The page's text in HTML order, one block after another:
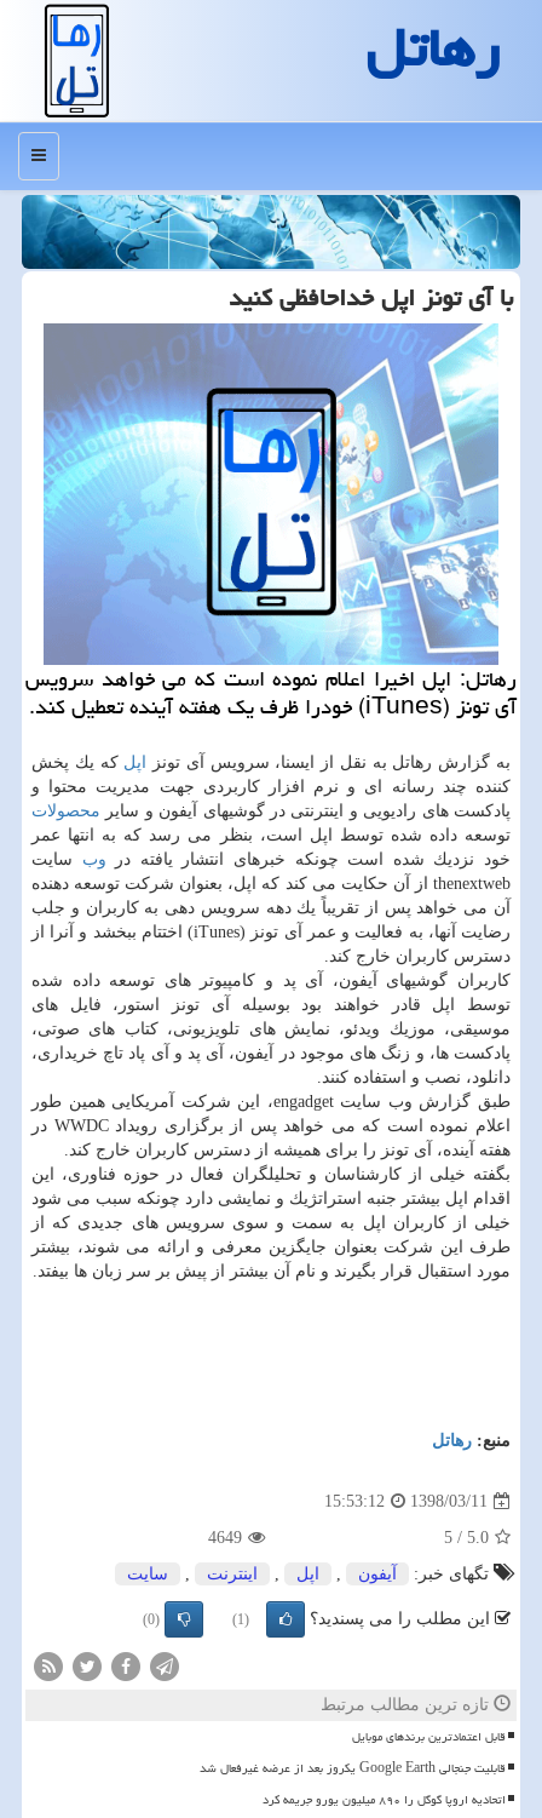
رهاتل
منو
با آی تونز اپل خداحافظی كنید
رهاتل: اپل اخیرا اعلام نموده است كه می خواهد سرویس
آی تونز (iTunes) خودرا ظرف یك هفته آینده تعطیل كند.
به گزارش رهاتل به نقل از ایسنا، سرویس آی تونز اپل كه یك پخش
كننده چند رسانه ای و نرم افزار كاربردی جهت مدیریت محتوا و
پادكست های رادیویی و اینترنتی در گوشیهای آیفون و سایر محصولات
توسعه داده شده توسط اپل است، بنظر می رسد كه به انتها عمر
خود نزدیك شده است چونكه خبرهای انتشار یافته در وب سایت
thenextweb از آن حكایت می كند كه اپل، بعنوان شركت توسعه دهنده
آن می خواهد پس از تقریباً یك دهه سرویس دهی به كاربران و جلب
رضایت آنها، به فعالیت و عمر آی تونز (iTunes) اختتام ببخشد و آنرا از
دسترس كاربران خارج كند.
كاربران گوشیهای آیفون، آی پد و كامپیوتر های توسعه داده شده
توسط اپل قادر خواهند بود بوسیله آی تونز استور، فایل های
موسیقی، موزیك ویدئو، نمایش های تلویزیونی، كتاب های صوتی،
پادكست ها، و زنگ های موجود در آیفون، آی پد و آی پاد تاچ خریداری،
دانلود، نصب و استفاده كنند.
طبق گزارش وب سایت engadget، این شركت آمریكایی همین طور
اعلام نموده است كه می خواهد پس از برگزاری رویداد WWDC در
هفته آینده، آی تونز را برای همیشه از دسترس كاربران خارج كند.
بگفته خیلی از كارشناسان و تحلیلگران فعال در حوزه فناوری، این
اقدام اپل بیشتر جنبه استراتژیك و نمایشی دارد چونكه سبب می شود
خیلی از كاربران اپل به سمت و سوی سرویس های جدیدی كه از
طرف این شركت بعنوان جایگزین معرفی و ارائه می شوند، بیشتر
مورد استقبال قرار بگیرند و نام آن بیشتر از پیش بر سر زبان ها بیفتد.
منبع: رهاتل
1398/03/11
15:53:12
5.0
/
5
4649
تگهای خبر:
آیفون , اپل , اینترنت , سایت
این مطلب را می پسندید؟ (1)
(0)
تازه ترین مطالب مرتبط
قابل اعتمادترین برندهای موبایل
قابلیت جنجالی Google Earth یکروز بعد از عرضه غیرفعال شد
اتحادیه اروپا گوگل را ۸۹۰ میلیون یورو جریمه کرد